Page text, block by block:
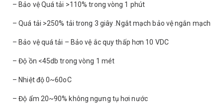
– Bảo vệ Quá tải >110% trong vòng 1 phút
– Quá tải >250% tải trong 3 giây .Ngắt mạch bảo vệ ngắn mạch
– Bảo vệ quá tải – Bảo vệ ắc quy thấp hơn 10 VDC
– Độ ồn <45db trong vòng 1 mét
– Nhiệt độ 0~60oC
– Độ ẩm 20~90% không ngưng tụ hơi nước